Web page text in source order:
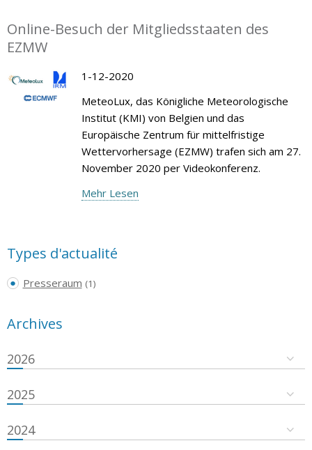
Online-Besuch der Mitgliedsstaaten des
EZMW
1-12-2020
MeteoLux, das Königliche Meteorologische
Institut (KMI) von Belgien und das
Europäische Zentrum für mittelfristige
Wettervorhersage (EZMW) trafen sich am 27.
November 2020 per Videokonferenz.
Mehr Lesen
Types d'actualité
Presseraum (1)
Archives
2026
2025
2024